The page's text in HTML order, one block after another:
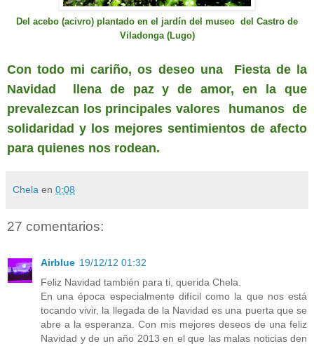
Del acebo (acivro) plantado en el jardín del museo del Castro de
Viladonga (Lugo)
Con todo mi cariño, os deseo una Fiesta de la
Navidad llena de paz y de amor, en la que
prevalezcan los principales valores humanos de
solidaridad y los mejores sentimientos de afecto
para quienes nos rodean.
Chela en 0:08
27 comentarios:
Airblue 19/12/12 01:32
Feliz Navidad también para ti, querida Chela.
En una época especialmente difícil como la que nos está
tocando vivir, la llegada de la Navidad es una puerta que se
abre a la esperanza. Con mis mejores deseos de una feliz
Navidad y de un año 2013 en el que las malas noticias den